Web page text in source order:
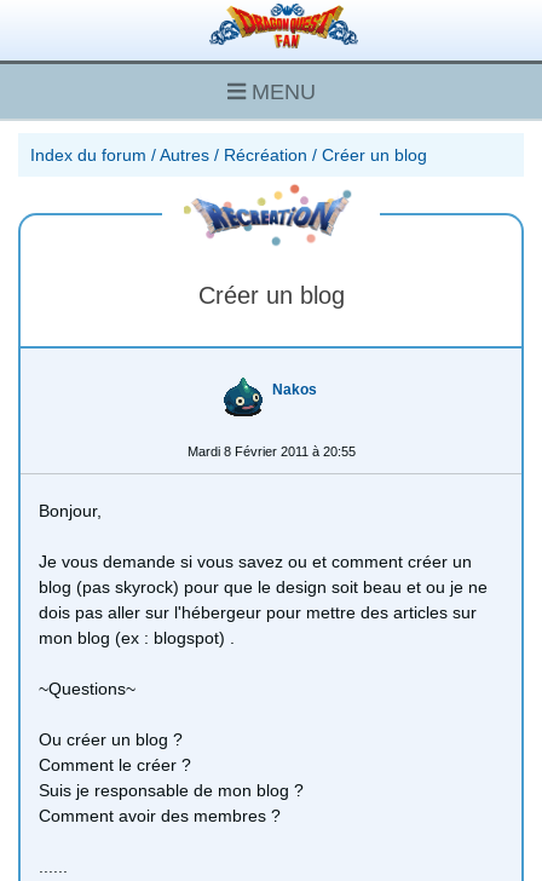
MENU
Index du forum /Autres / Récréation / Créer un blog
Créer un blog
Nakos
Mardi 8 Février 2011 à 20:55
Bonjour,
Je vous demande si vous savez ou et comment créer un
blog (pas skyrock) pour que le design soit beau et ou je ne
dois pas aller sur l'hébergeur pour mettre des articles sur
mon blog (ex : blogspot) .
~Questions~
Ou créer un blog ?
Comment le créer ?
Suis je responsable de mon blog ?
Comment avoir des membres ?